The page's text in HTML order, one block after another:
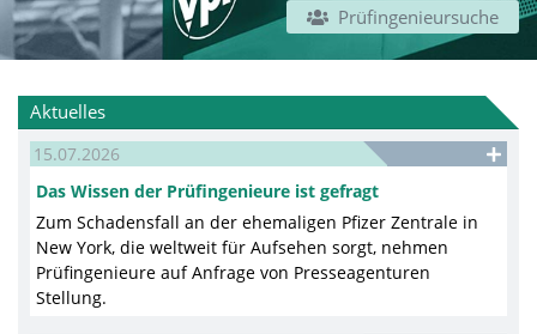
Prüfingenieursuche
Aktuelles
15.07.2026
Das Wissen der Prüfingenieure ist gefragt
Zum Schadensfall an der ehemaligen Pfizer Zentrale in
New York, die weltweit für Aufsehen sorgt, nehmen
Prüfingenieure auf Anfrage von Presseagenturen
Stellung.